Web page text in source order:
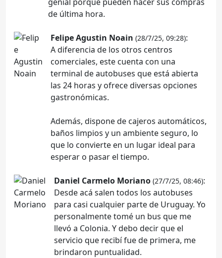
de última hora.
Felipe Agustin Noain (28/7/25, 09:28):
A diferencia de los otros centros
comerciales, este cuenta con una
terminal de autobuses que está abierta
las 24 horas y ofrece diversas opciones
gastronómicas.
Además, dispone de cajeros automáticos,
baños limpios y un ambiente seguro, lo
que lo convierte en un lugar ideal para
esperar o pasar el tiempo.
Daniel Carmelo Moriano (27/7/25, 08:46):
Desde acá salen todos los autobuses
para casi cualquier parte de Uruguay. Yo
personalmente tomé un bus que me
llevó a Colonia. Y debo decir que el
servicio que recibí fue de primera, me
brindaron puntualidad.